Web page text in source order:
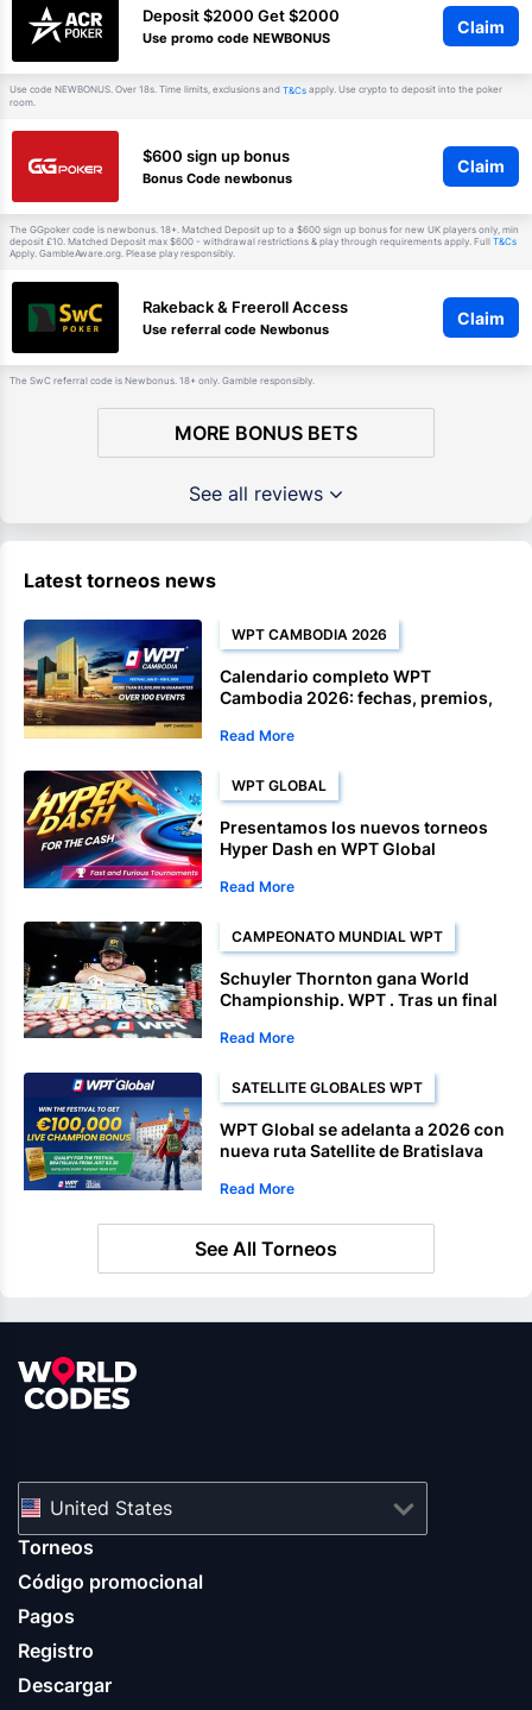
Deposit $2000 Get $2000
Use promo code NEWBONUS
Claim
Use code NEWBONUS. Over 18s. Time limits, exclusions and T&Cs apply. Use crypto to deposit into the poker
room.
$600 sign up bonus
Bonus Code newbonus
Claim
The GGpoker code is newbonus. 18+. Matched Deposit up to a $600 sign up bonus for new UK players only, min
deposit £10. Matched Deposit max $600 - withdrawal restrictions & play through requirements apply. Full T&Cs
Apply. GambleAware.org. Please play responsibly.
Rakeback & Freeroll Access
Use referral code Newbonus
Claim
The SwC referral code is Newbonus. 18+ only. Gamble responsibly.
MORE BONUS BETS
See all reviews
Latest torneos news
WPT CAMBODIA 2026
Calendario completo WPT
Cambodia 2026: fechas, premios,
Read More
WPT GLOBAL
Presentamos los nuevos torneos
Hyper Dash en WPT Global
Read More
CAMPEONATO MUNDIAL WPT
Schuyler Thornton gana World
Championship. WPT . Tras un final
Read More
SATELLITE GLOBALES WPT
WPT Global se adelanta a 2026 con
nueva ruta Satellite de Bratislava
Read More
See All Torneos
United States
Torneos
Código promocional
Pagos
Registro
Descargar